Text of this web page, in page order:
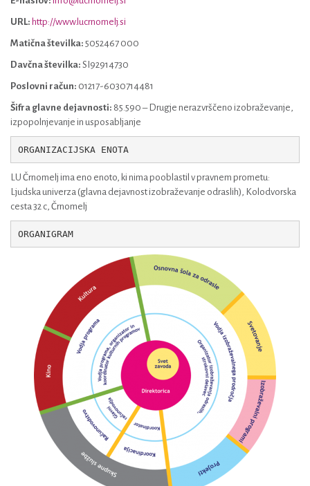
URL: http://www.lucrnomelj.si
Matična številka: 5052467 000
Davčna številka: SI92914730
Poslovni račun: 01217-6030714481
Šifra glavne dejavnosti: 85.590 – Drugje nerazvrščeno izobraževanje,
izpopolnjevanje in usposabljanje
ORGANIZACIJSKA ENOTA
LU Črnomelj ima eno enoto, ki nima pooblastil v pravnem prometu:
Ljudska univerza (glavna dejavnost izobraževanje odraslih), Kolodvorska
cesta 32 c, Črnomelj
ORGANIGRAM